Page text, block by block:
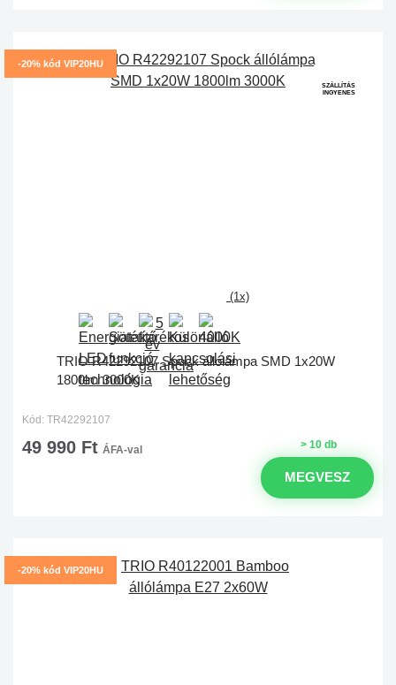
-20% kód VIP20HU
SZÁLLÍTÁS
INGYENES
(1x)
TRIO R42292107 Spock állólámpa SMD 1x20W
1800lm 3000K
Kód: TR42292107
> 10 db
49 990 Ft ÁFA-val
MEGVESZ
-20% kód VIP20HU